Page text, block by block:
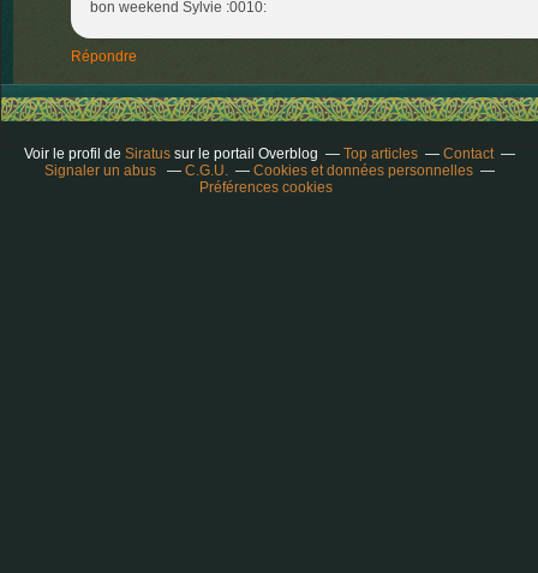
bon weekend Sylvie :0010:
Répondre
Voir le profil de Siratussur le portail Overblog Top articles
Contact
Signaler un abus
C.G.U.
Cookies et données personnelles
Préférences cookies